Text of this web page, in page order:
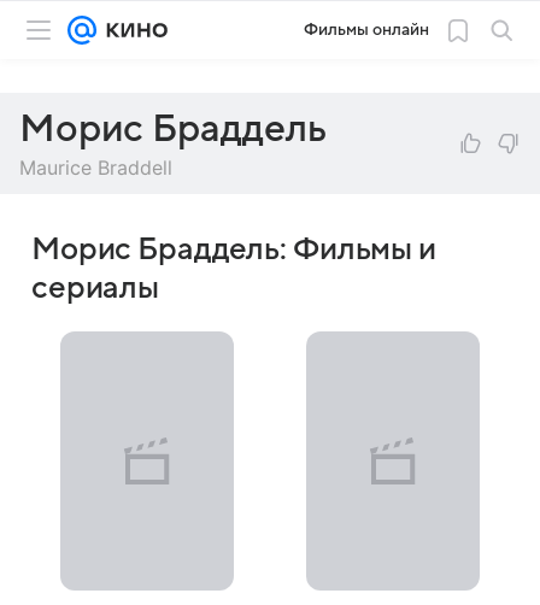
Фильмы онлайн
Морис Браддель
Maurice Braddell
Морис Браддель: Фильмы и
сериалы